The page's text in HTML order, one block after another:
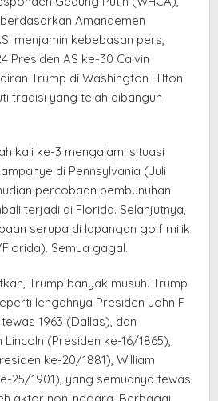
Amandemen
menjamin kebebasan pers,
Presiden AS ke-30 Calvin
Trump di Washington Hilton
tradisi yang telah dibangun
kali ke-3 mengalami situasi
di Pennsylvania (Juli
percobaan pembunuhan
terjadi di Florida. Selanjutnya,
serupa di lapangan golf milik
Semua gagal.
Trump banyak musuh. Trump
lengahnya Presiden John F
1963 (Dallas), dan
(Presiden ke-16/1865),
ke-20/1881), William
25/1901), yang semuanya tewas